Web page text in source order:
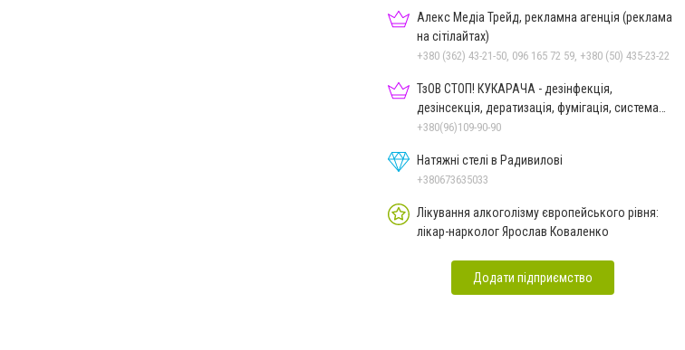
Алекс Медіа Трейд, рекламна агенція (реклама
на сітілайтах)
+380 (362) 43-21-50, 096 165 72 59, +380 (50) 435-23-22
ТзОВ СТОП! КУКАРАЧА - дезінфекція,
дезінсекція, дератизація, фумігація, система
HACCP
+380(96)109-90-90
Натяжні стелі в Радивилові
+380673635033
Лікування алкоголізму європейського рівня:
лікар-нарколог Ярослав Коваленко
Додати підприємство